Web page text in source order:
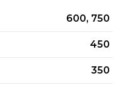
600, 750
450
350